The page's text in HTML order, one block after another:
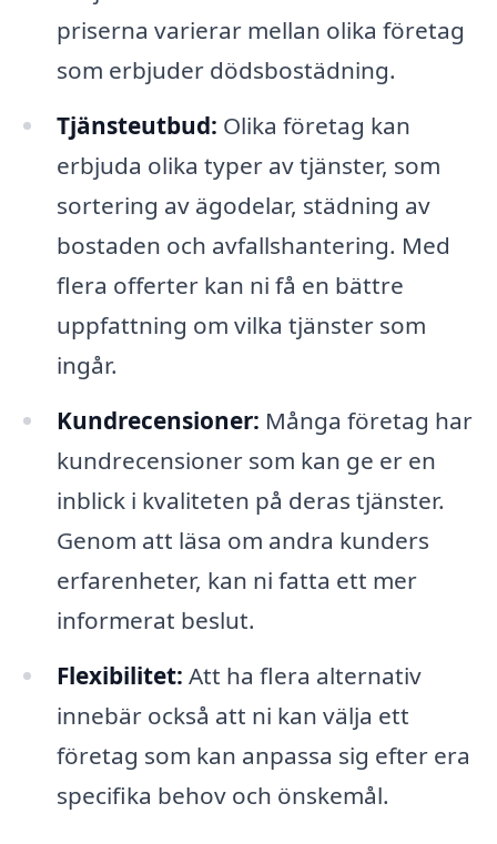
priserna varierar mellan olika företag
som erbjuder dödsbostädning.
Tjänsteutbud: Olika företag kan
erbjuda olika typer av tjänster, som
sortering av ägodelar, städning av
bostaden och avfallshantering. Med
flera offerter kan ni få en bättre
uppfattning om vilka tjänster som
ingår.
Kundrecensioner: Många företag har
kundrecensioner som kan ge er en
inblick i kvaliteten på deras tjänster.
Genom att läsa om andra kunders
erfarenheter, kan ni fatta ett mer
informerat beslut.
Flexibilitet: Att ha flera alternativ
innebär också att ni kan välja ett
företag som kan anpassa sig efter era
specifika behov och önskemål.